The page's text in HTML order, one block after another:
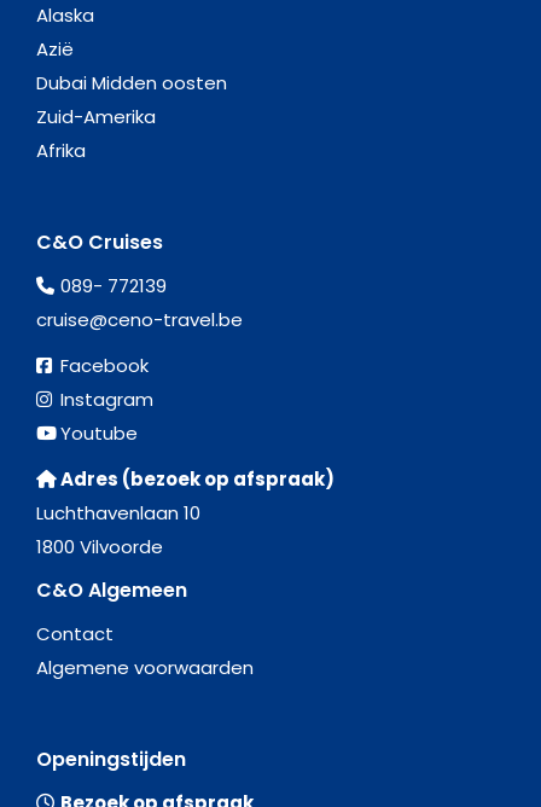
Alaska
Azië
Dubai Midden oosten
Zuid-Amerika
Afrika
C&O Cruises
089- 772139
cruise@ceno-travel.be
Facebook
Instagram
Youtube
Adres (bezoek op afspraak)
Luchthavenlaan 10
1800 Vilvoorde
C&O Algemeen
Contact
Algemene voorwaarden
Openingstijden